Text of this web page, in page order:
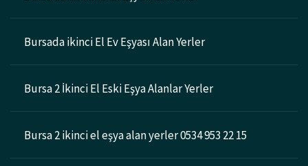
Bursada ikinci El Ev Eşyası Alan Yerler
Bursa 2 İkinci El Eski Eşya Alanlar Yerler
Bursa 2 ikinci el eşya alan yerler 0534 953 22 15